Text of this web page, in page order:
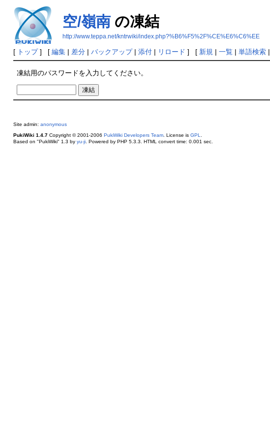
空/嶺南の凍結
http://www.teppa.net/kntrwiki/index.php?%B6%F5%2F%CE%E6%C6%EE
[ トップ] [ 編集| 差分| バックアップ| 添付| リロード ] [ 新規 | 一覧| 単語検索|
凍結用のパスワードを入力してください。
Site admin: anonymous
PukiWiki 1.4.7Copyright © 2001-2006 PukiWiki Developers Team. License is GPL.
Based on "PukiWiki" 1.3 by yu-ji. Powered by PHP 5.3.3. HTML convert time: 0.001 sec.